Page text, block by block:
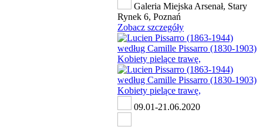
Galeria Miejska Arsenał, Stary
Rynek 6, Poznań
Zobacz szczegóły
09.01-21.06.2020